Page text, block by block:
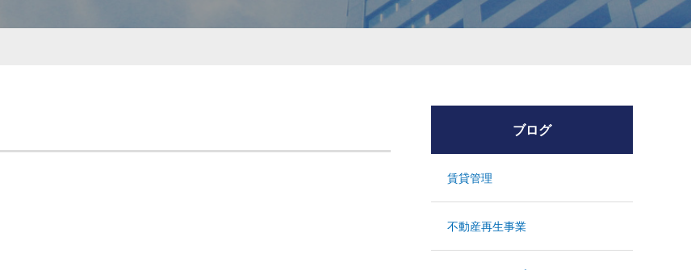
ブログ
賃貸管理
不動産再生事業